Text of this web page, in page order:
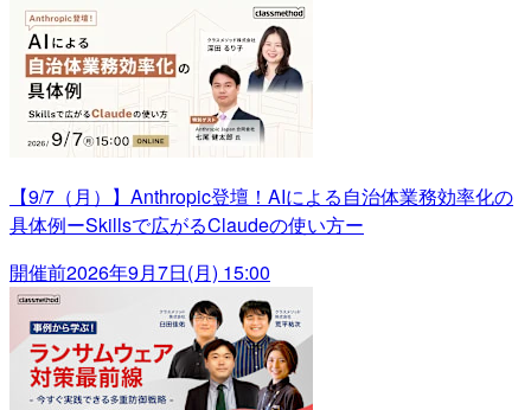
【9/7（月）】Anthropic登壇！AIによる自治体業務効率化の
具体例ーSkillsで広がるClaudeの使い方ー
開催前2026年9月7日(月) 15:00